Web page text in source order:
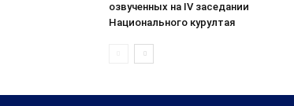
озвученных на IV заседании
Национального курултая